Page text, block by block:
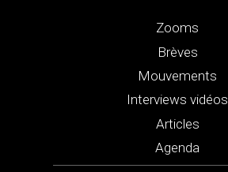
Zooms
Brèves
Mouvements
Interviews vidéos
Articles
Agenda